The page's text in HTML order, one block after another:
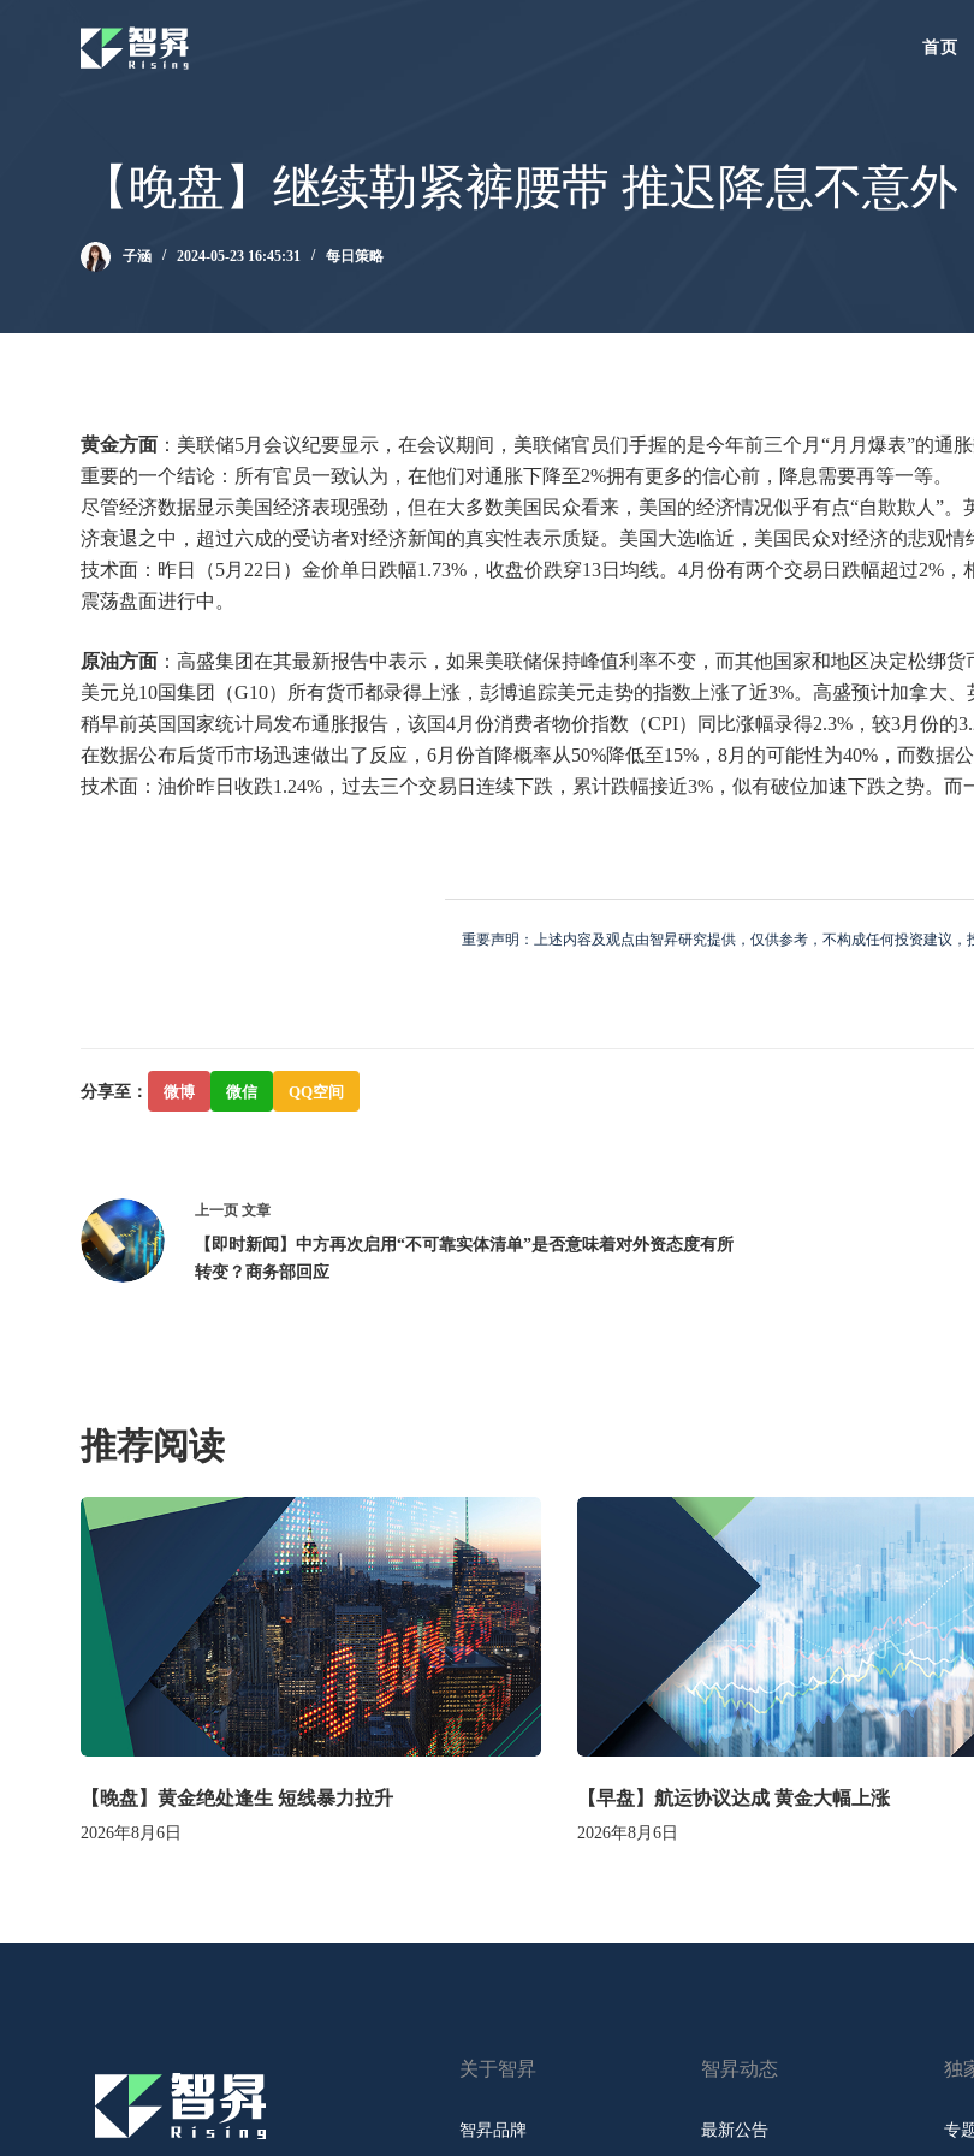
首页
【晚盘】继续勒紧裤腰带 推迟降息不意外
子涵 2024-05-23 16:45:31 每日策略
黄金方面 ：美联储5月会议纪要显示，在会议期间，美联储官员们手握的是今年前三个月“月月爆表”的通
重要的一个结论：所有官员一致认为，在他们对通胀下降至2%拥有更多的信心前，降息需要再等一等。
尽管经济数据显示美国经济表现强劲，但在大多数美国民众看来，美国的经济情况似乎有点“自欺欺人”
济衰退之中，超过六成的受访者对经济新闻的真实性表示质疑。美国大选临近，美国民众对经济的悲观情
技术面：昨日（5月22日）金价单日跌幅1.73%，收盘价跌穿13日均线。4月份有两个交易日跌幅超过2%
震荡盘面进行中。
原油方面 ：高盛集团在其最新报告中表示，如果美联储保持峰值利率不变，而其他国家和地区决定松绑
美元兑10国集团（G10）所有货币都录得上涨，彭博追踪美元走势的指数上涨了近3%。高盛预计加拿大、
稍早前英国国家统计局发布通胀报告，该国4月份消费者物价指数（CPI）同比涨幅录得2.3%，较3月份的
在数据公布后货币市场迅速做出了反应，6月份首降概率从50%降低至15%，8月的可能性为40%，而数据公
技术面：油价昨日收跌1.24%，过去三个交易日连续下跌，累计跌幅接近3%，似有破位加速下跌之势。而
重要声明：上述内容及观点由智昇研究提供，仅供参考，不构成任何投资建议，
分享至： 微博 微信 QQ空间
上一页文章
【即时新闻】中方再次启用“不可靠实体清单”是否意味着对外资态度有所
转变？商务部回应
推荐阅读
【晚盘】黄金绝处逢生 短线暴力拉升
2026年8月6日
【早盘】航运协议达成 黄金大幅上涨
2026年8月6日
关于智昇
智昇品牌
智昇动态
最新公告
独
专